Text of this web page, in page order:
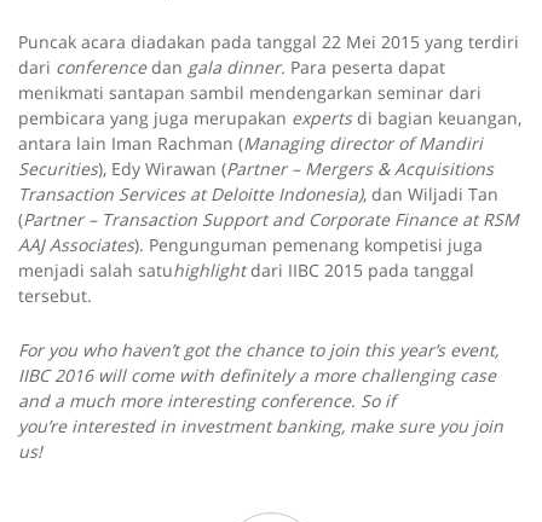
Puncak acara diadakan pada tanggal 22 Mei 2015 yang terdiri
dari conferencedan gala dinner. Para peserta dapat
menikmati santapan sambil mendengarkan seminar dari
pembicara yang juga merupakan expertsdi bagian keuangan,
antara lain Iman Rachman (Managing director of Mandiri
Securities), Edy Wirawan (Partner – Mergers & Acquisitions
Transaction Services at Deloitte Indonesia), dan Wiljadi Tan
(Partner – Transaction Support and Corporate Finance at RSM
AAJ Associates). Pengunguman pemenang kompetisi juga
menjadi salah satuhighlightdari IIBC 2015 pada tanggal
tersebut.
For you who haven’t got the chance to join this year’s event,
IIBC 2016 will come with definitely a more challenging case
and a much more interesting conference. So if
you’re interested in investment banking, make sure you join
us!